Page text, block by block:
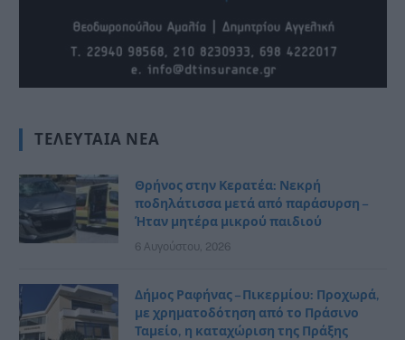
ΤΕΛΕΥΤΑΊΑ ΝΈΑ
Θρήνος στην Κερατέα: Νεκρή
ποδηλάτισσα μετά από παράσυρση –
Ήταν μητέρα μικρού παιδιού
6 Αυγούστου, 2026
Δήμος Ραφήνας – Πικερμίου: Προχωρά,
με χρηματοδότηση από το Πράσινο
Ταμείο, η καταχώριση της Πράξης